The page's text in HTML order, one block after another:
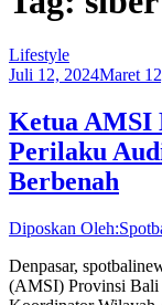
Lifestyle
Juli 12, 2024Maret
Ketua AMSI
Perilaku
Berbenah
Diposkan
Denpasar,
(AMSI) Provinsi Bali